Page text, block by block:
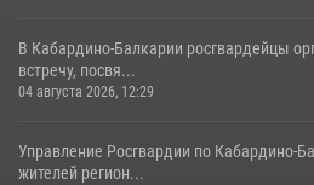
В Кабардино-Балкарии росгвардейцы
встречу, посвя...
04 августа 2026, 12:29
Управление Росгвардии по Кабардино-
жителей регион...